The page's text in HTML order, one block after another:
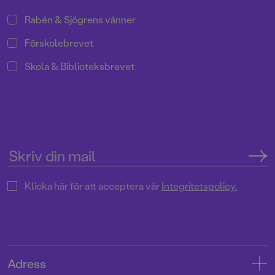
Rabén & Sjögrens vänner
Förskolebrevet
Skola & Biblioteksbrevet
Klicka här för att acceptera vårIntegritetspolicy.
Adress